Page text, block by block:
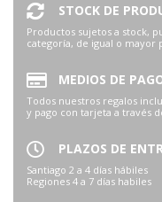
STOCK DE
Productos sujetos a stock,
categoría, de igual o mayor
MEDIOS DE
Todos nuestros regalos
y pago con tarjeta a través
PLAZOS DE
Santiago 2 a 4 días hábiles
Regiones 4 a 7 días habiles